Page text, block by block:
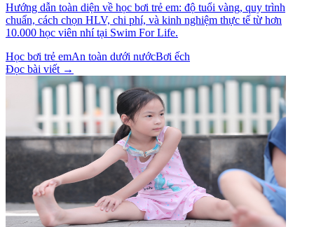
Hướng dẫn toàn diện về học bơi trẻ em: độ tuổi vàng, quy trình
chuẩn, cách chọn HLV, chi phí, và kinh nghiệm thực tế từ hơn
10.000 học viên nhí tại Swim For Life.
Học bơi trẻ emAn toàn dưới nướcBơi ếch
Đọc bài viết →